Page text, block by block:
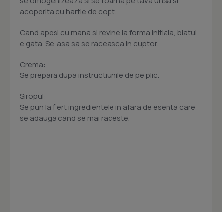
acoperita cu hartie de copt.
Cand apesi cu mana si revine la forma initiala, blatul
e gata. Se lasa sa se raceasca in cuptor.
Crema:
Se prepara dupa instructiunile de pe plic.
Siropul:
Se pun la fiert ingredientele in afara de esenta care
se adauga cand se mai raceste.